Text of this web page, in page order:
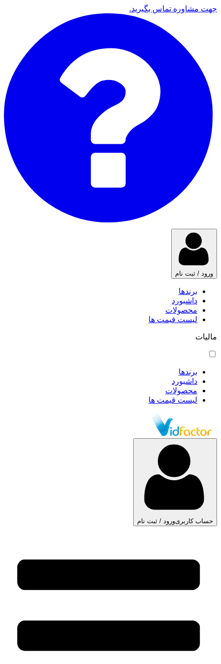
جهت مشاوره تماس بگیرید.
ورود / ثبت نام
برندها
داشبورد
محصولات
لیست قیمت ها
مالیات
برندها
داشبورد
محصولات
لیست قیمت ها
حساب کاربریورود / ثبت نام